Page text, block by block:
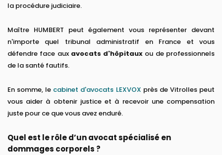
la procédure judiciaire.
Maître HUMBERT peut également vous représenter devant
n'importe quel tribunal administratif en France et vous
défendre face aux avocats d'hôpitaux ou de professionnels
de la santé fautifs.
En somme, le cabinet d'avocats LEXVOX près de Vitrolles peut
vous aider à obtenir justice et à recevoir une compensation
juste pour ce que vous avez enduré.
Quel est le rôle d’un avocat spécialisé en
dommages corporels ?